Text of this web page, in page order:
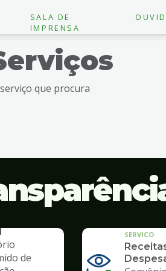
SALA DE
IMPRENSA
que procura
de
SERVICO